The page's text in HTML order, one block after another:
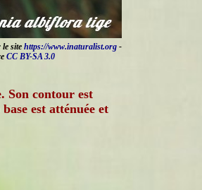
site https://www.inaturalist.org -
CC BY-SA 3.0
Son contour est
base est atténuée et